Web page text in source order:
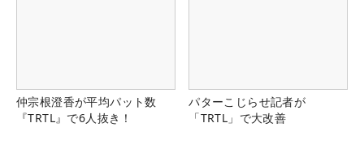
仲宗根澄香が平均パット数
『TRTL』で6人抜き！
パターこじらせ記者が
「TRTL」で大改善